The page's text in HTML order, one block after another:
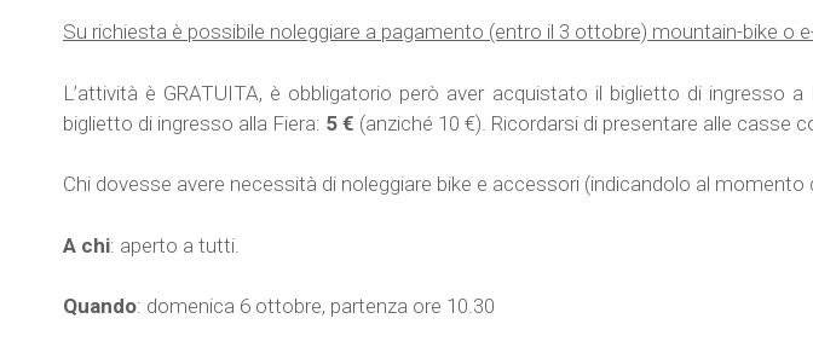
Su richiesta è possibile noleggiare a pagamento (entro il 3 ottobre) mountain-bike o
L’attività è GRATUITA, è obbligatorio però aver acquistato il biglietto di
biglietto di ingresso alla Fiera: 5 € (anziché 10 €). Ricordarsi di presentare alle
Chi dovesse avere necessità di noleggiare bike e accessori (indicandolo al momento
A chi: aperto a tutti.
Quando: domenica 6 ottobre, partenza ore 10.30